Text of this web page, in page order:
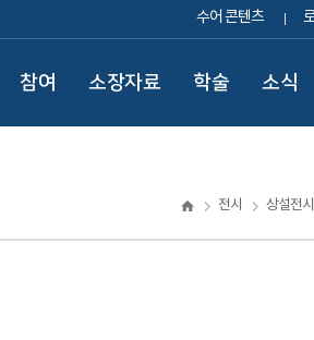
수어 콘텐츠
참여 소장자료 학술 소식
전시 상설전시